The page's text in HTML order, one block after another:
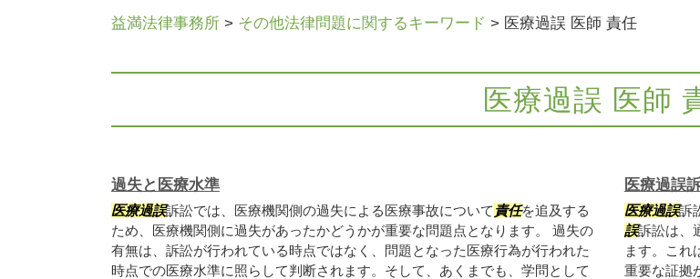
益満法律事務所 > その他法律問題に関するキーワード > 医療過誤 医師 責任
医療過誤 医師
過失と医療水準
医療過誤訴訟では、医療機関側の過失による医療事故について 責任を追及する
ため、医療機関側に過失があったかどうかが重要な問題点となります。 過失の
有無は、訴訟が行われている時点ではなく、問題となった医療行為が行われた
時点での医療水準に照らして判断されます。そして、あくまでも、学問として
医療過誤
医療過誤訴
誤訴訟は、
ます。これ
重要な証拠